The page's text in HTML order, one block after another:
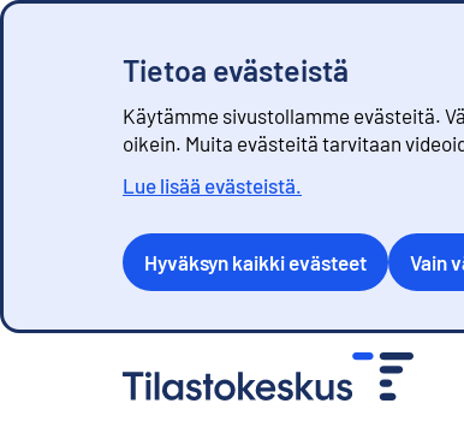
Tietoa evästeistä
Käytämme sivustollamme evästeitä.
oikein. Muita evästeitä tarvitaan
Lue lisää evästeistä.
Hyväksyn kaikki evästeet Vain